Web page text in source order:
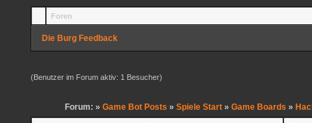
Foren
Die Burg Feedback
(Benutzer im Forum aktiv: 1 Besucher)
Forum: » Game Bot Posts » Spiele Start » Game Boards »